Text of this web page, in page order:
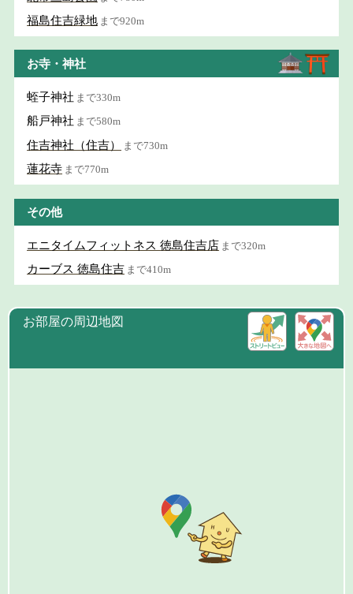
福島住吉緑地 まで920m
お寺・神社
蛭子神社 まで330m
船戸神社 まで580m
住吉神社（住吉） まで730m
蓮花寺 まで770m
その他
エニタイムフィットネス 徳島住吉店 まで320m
カーブス 徳島住吉 まで410m
お部屋の周辺地図